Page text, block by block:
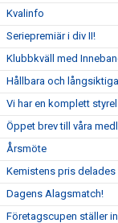
Kvalinfo
Seriepremiär i div II!
Klubbkväll med
Hållbara och
Vi har en komplett
Öppet brev till våra
Årsmöte
Kemistens pris delades
Dagens Alagsmatch!
Företagscupen ställer